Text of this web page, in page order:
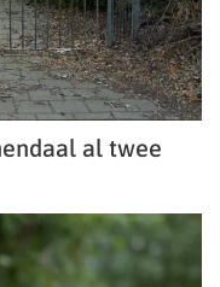
al twee